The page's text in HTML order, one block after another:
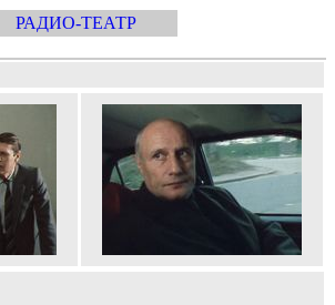
РАДИО-ТЕАТР